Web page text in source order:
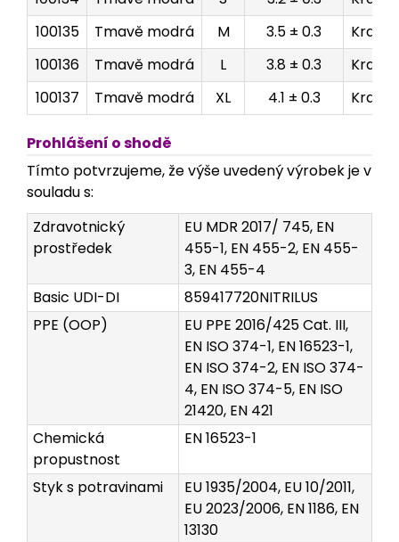
100135
Tmavě modrá M 3.5 ± 0.3
100136
Tmavě modrá L 3.8 ± 0.3
100137
Tmavě modrá XL 4.1 ± 0.3
Prohlášení o shodě
Tímto potvrzujeme, že výše uvedený výrobek je v
souladu s:
Zdravotnický
prostředek
EU MDR 2017/ 745, EN
455-1, EN 455-2, EN 455-
3, EN 455-4
Basic UDI-DI
859417720NITRILUS
PPE (OOP)
EU PPE 2016/425 Cat. III,
EN ISO 374-1, EN 16523-1,
EN ISO 374-2, EN ISO 374-
4, EN ISO 374-5, EN ISO
21420, EN 421
Chemická
propustnost
EN 16523-1
Styk s potravinami
EU 1935/2004, EU 10/2011,
EU 2023/2006, EN 1186, EN
13130